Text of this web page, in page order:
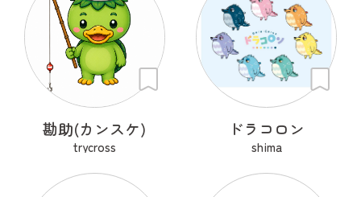
勘助(カンスケ)
trycross
ドラコロン
shima